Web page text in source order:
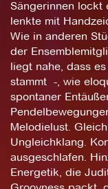
Sängerinnen lockt
lenkte mit
Wie in anderen
der
liegt nahe, dass
stammt -, wie
spontaner
Melodielust.
Ungleichklang.
ausgeschlafen.
Energetik, die